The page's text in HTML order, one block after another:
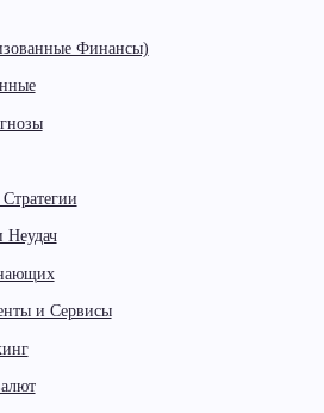
Финансы)
Неудач
и Сервисы